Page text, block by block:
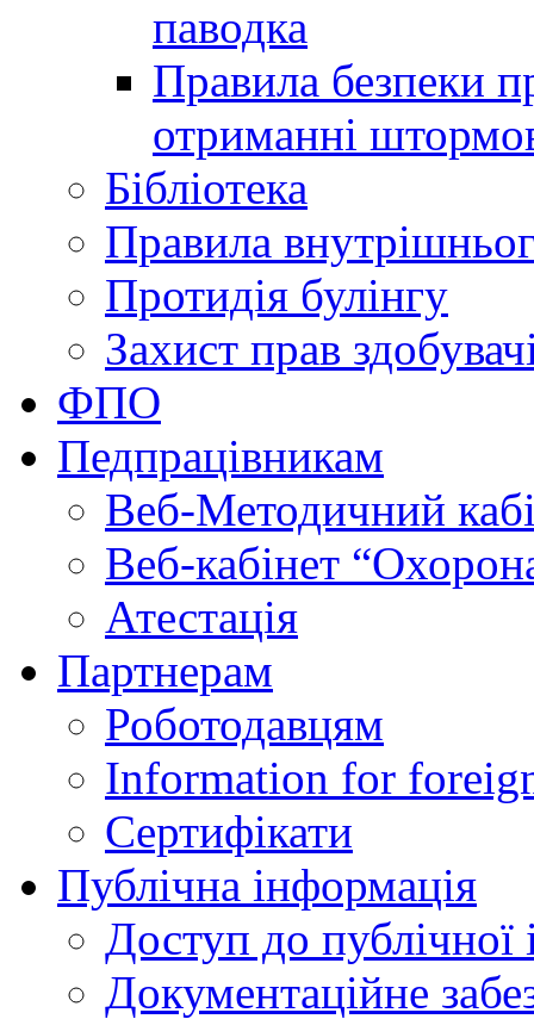
паводка
Правила безпеки
отриманні
Бібліотека
Правила
Протидія булінгу
Захист прав
ФПО
Педпрацівникам
Веб-Методичний
Веб-кабінет
Атестація
Партнерам
Роботодавцям
Information for
Сертифікати
Публічна інформація
Доступ до публічної
Документаційне